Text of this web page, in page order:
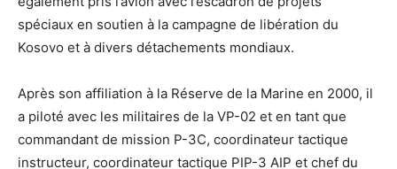
spéciaux en soutien à la campagne de libération du
Kosovo et à divers détachements mondiaux.
Après son affiliation à la Réserve de la Marine en 2000, il
a piloté avec les militaires de la VP-02 et en tant que
commandant de mission P-3C, coordinateur tactique
instructeur, coordinateur tactique PIP-3 AIP et chef du